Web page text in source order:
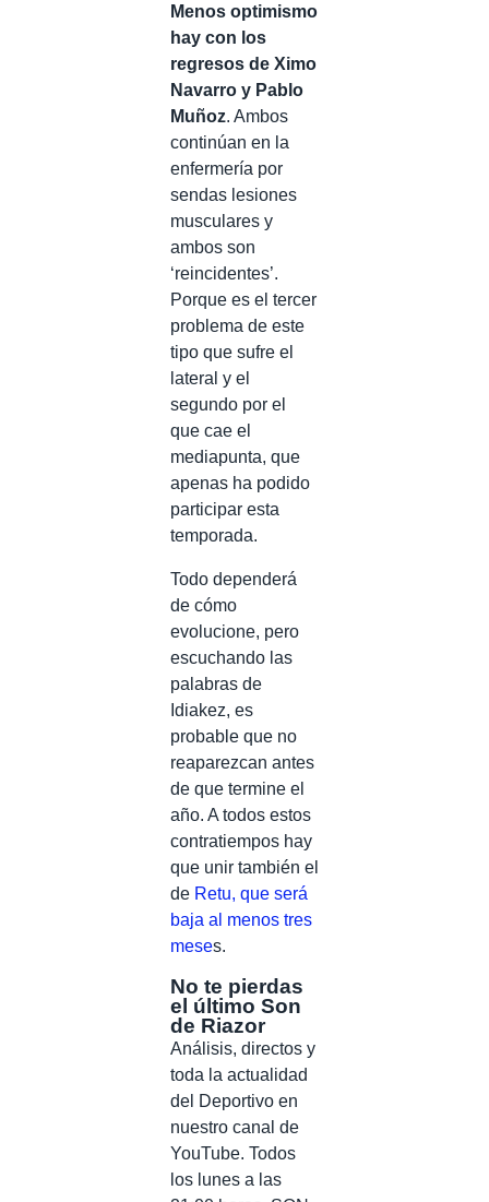
Menos optimismo
hay con los
regresos de Ximo
Navarro y Pablo
Muñoz. Ambos
continúan en la
enfermería por
sendas lesiones
musculares y
ambos son
‘reincidentes’.
Porque es el tercer
problema de este
tipo que sufre el
lateral y el
segundo por el
que cae el
mediapunta, que
apenas ha podido
participar esta
temporada.
Todo dependerá
de cómo
evolucione, pero
escuchando las
palabras de
Idiakez, es
probable que no
reaparezcan antes
de que termine el
año. A todos estos
contratiempos hay
que unir también el
de Retu, que será
baja al menos tres
meses.
No te pierdas
el último Son
de Riazor
Análisis, directos y
toda la actualidad
del Deportivo en
nuestro canal de
YouTube. Todos
los lunes a las